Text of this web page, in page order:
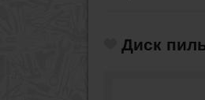
Диск